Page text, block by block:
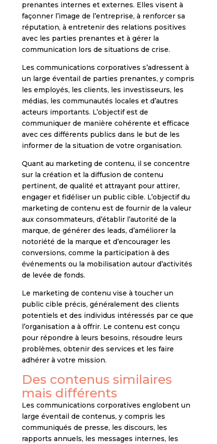
prenantes internes et externes. Elles visent à
façonner l’image de l’entreprise, à renforcer sa
réputation, à entretenir des relations positives
avec les parties prenantes et à gérer la
communication lors de situations de crise.
Les communications corporatives s’adressent à
un large éventail de parties prenantes, y compris
les employés, les clients, les investisseurs, les
médias, les communautés locales et d’autres
acteurs importants. L’objectif est de
communiquer de manière cohérente et efficace
avec ces différents publics dans le but de les
informer de la situation de votre organisation.
Quant au marketing de contenu, il se concentre
sur la création et la diffusion de contenu
pertinent, de qualité et attrayant pour attirer,
engager et fidéliser un public cible. L’objectif du
marketing de contenu est de fournir de la valeur
aux consommateurs, d’établir l’autorité de la
marque, de générer des leads, d’améliorer la
notoriété de la marque et d’encourager les
conversions, comme la participation à des
événements ou la mobilisation autour d’activités
de levée de fonds.
Le marketing de contenu vise à toucher un
public cible précis, généralement des clients
potentiels et des individus intéressés par ce que
l’organisation a à offrir. Le contenu est conçu
pour répondre à leurs besoins, résoudre leurs
problèmes, obtenir des services et les faire
adhérer à votre mission.
Des contenus similaires
mais différents
Les communications corporatives englobent un
large éventail de contenus, y compris les
communiqués de presse, les discours, les
rapports annuels, les messages internes, les